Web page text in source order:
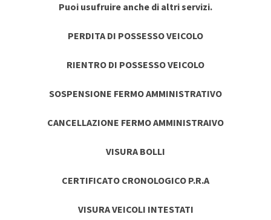
Puoi usufruire anche di altri servizi.
PERDITA DI POSSESSO VEICOLO
RIENTRO DI POSSESSO VEICOLO
SOSPENSIONE FERMO AMMINISTRATIVO
CANCELLAZIONE FERMO AMMINISTRAIVO
VISURA BOLLI
CERTIFICATO CRONOLOGICO P.R.A
VISURA VEICOLI INTESTATI